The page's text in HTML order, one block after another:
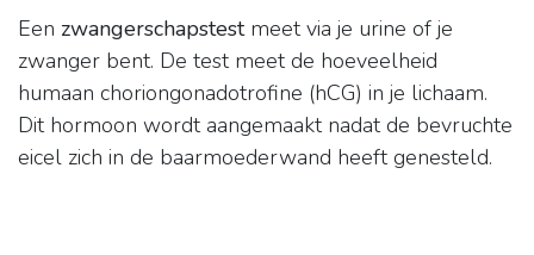
Een zwangerschapstestmeet via je urine of je
zwanger bent. De test meet de hoeveelheid
humaan choriongonadotrofine (hCG) in je lichaam.
Dit hormoon wordt aangemaakt nadat de bevruchte
eicel zich in de baarmoederwand heeft genesteld.